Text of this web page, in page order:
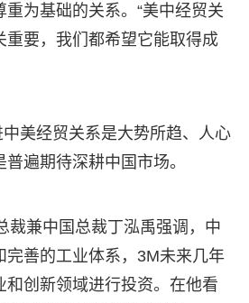
为基础的关系。“美中经贸关
重要，我们都希望它能取得成
美经贸关系是大势所趋、人心
遍期待深耕中国市场。
裁兼中国总裁丁泓禹强调，中
完善的工业体系，3M未来几年
和创新领域进行投资。在他看